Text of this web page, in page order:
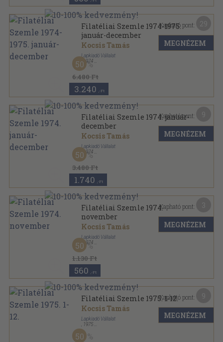
Filatéliai Szemle 1974-1975.
január-december
Kocsis Tamás
Lapkiadó Vállalat
, 1974
Könyvkötői kötés
Filatéliai Szemle sorozat
6.480 Ft
50
3.240 ,-Ft
Kapható pont:
MEGNÉZEM
Filatéliai Szemle 1974. január-
december
Kocsis Tamás
Lapkiadó Vállalat
, 1974
Tűzött kötés
Filatéliai Szemle sorozat
3.480 Ft
50
1.740 ,-Ft
Kapható pont:
MEGNÉZEM
Filatéliai Szemle 1974.
november
Kocsis Tamás
Lapkiadó Vállalat
, 1974
Tűzött kötés
Filatéliai Szemle sorozat
1.130 Ft
50
560 ,-Ft
Kapható pont:
MEGNÉZEM
Filatéliai Szemle 1975. 1-12.
Kocsis Tamás
Lapkiadó Vállalat
1975
Tűzött kötés
Filatéliai Szemle sorozat
50
Kapható pont:
MEGNÉZEM